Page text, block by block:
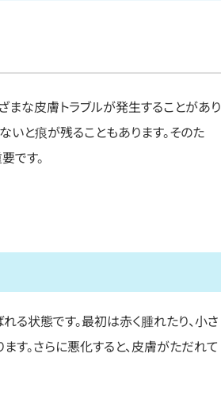
まな皮膚トラブルが発生することがあり
と痕が残ることもあります。そのた
です。
る状態です。最初は赤く腫れたり、小さ
す。さらに悪化すると、皮膚がただれて